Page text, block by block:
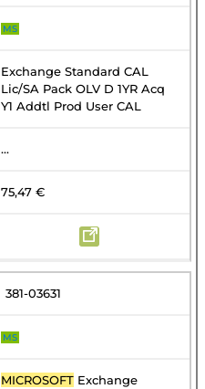
MS
Exchange Standard CAL
Lic/SA Pack OLV D 1YR Acq
Y1 Addtl Prod User CAL
...
75,47 €
381-03631
MS
MICROSOFT Exchange